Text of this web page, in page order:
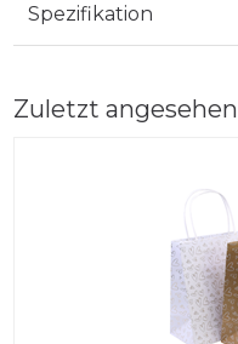
Spezifikation
Zuletzt angesehen